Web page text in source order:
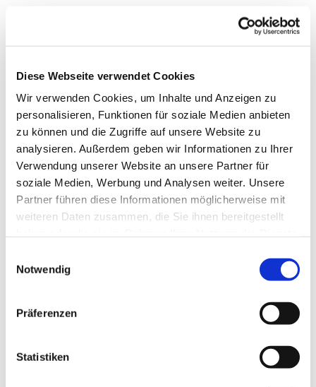
Diese Webseite verwendet Cookies
Wir verwenden Cookies, um Inhalte und Anzeigen zu
personalisieren, Funktionen für soziale Medien anbieten
zu können und die Zugriffe auf unsere Website zu
analysieren. Außerdem geben wir Informationen zu Ihrer
Verwendung unserer Website an unsere Partner für
soziale Medien, Werbung und Analysen weiter. Unsere
Partner führen diese Informationen möglicherweise mit
weiteren Daten zusammen, die Sie ihnen bereitgestellt
Notwendig
Präferenzen
Statistiken
Dies könnte Sie auch
interessieren